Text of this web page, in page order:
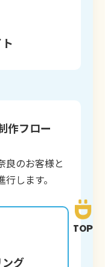
作フロー
良のお客様と
します。
グ
TOP